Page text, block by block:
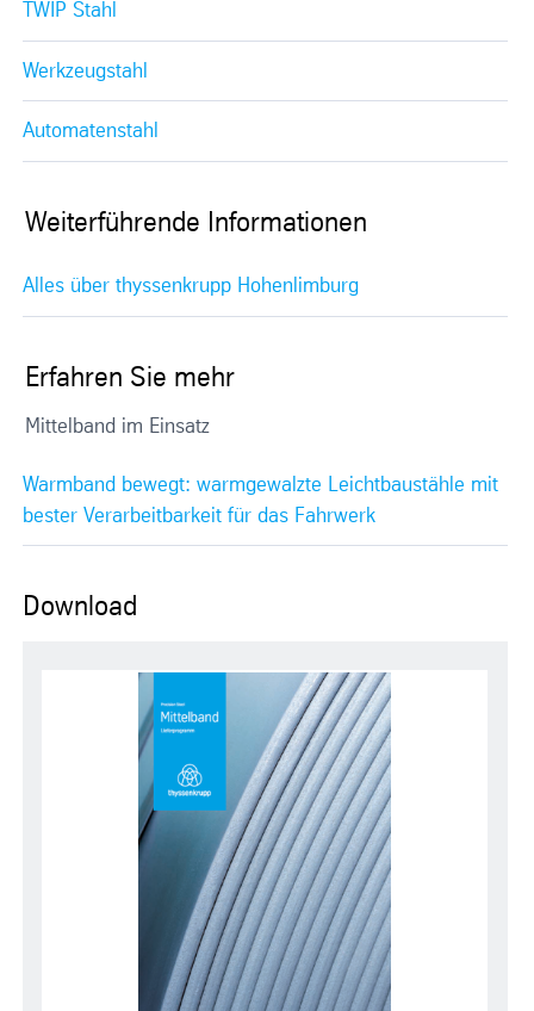
TWIP Stahl
Werkzeugstahl
Automatenstahl
Weiterführende Informationen
Alles über thyssenkrupp Hohenlimburg
Erfahren Sie mehr
Mittelband im Einsatz
Warmband bewegt: warmgewalzte Leichtbaustähle mit
bester Verarbeitbarkeit für das Fahrwerk
Download